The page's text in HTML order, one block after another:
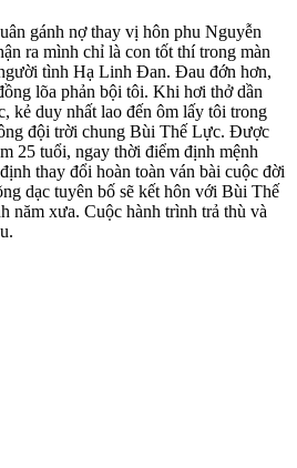
gánh nợ thay vị hôn phu Nguyễn
ra mình chỉ là con tốt thí trong màn
tình Hạ Linh Đan. Đau đớn hơn,
lõa phản bội tôi. Khi hơi thở dần
kẻ duy nhất lao đến ôm lấy tôi trong
đội trời chung Bùi Thế Lực. Được
25 tuổi, ngay thời điểm định mệnh
thay đổi hoàn toàn ván bài cuộc đời
dạc tuyên bố sẽ kết hôn với Bùi Thế
năm xưa. Cuộc hành trình trả thù và